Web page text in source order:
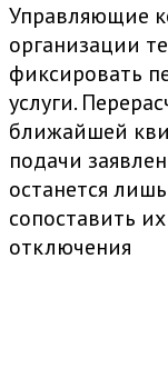
Управляющие
организации
фиксировать
услуги.
ближайшей
подачи
останется
сопоставить
отключения